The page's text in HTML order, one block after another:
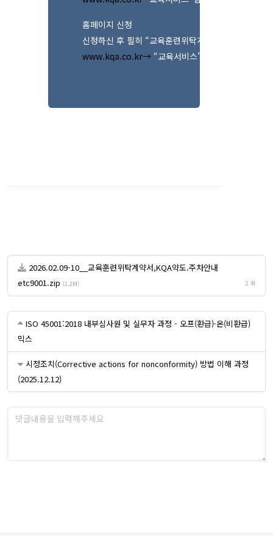
홈페이지 신청
신청하신 후 필히 “교육훈련위탁계약서”를 사업자
www.kqa.co.kr→“교육서비스”탭→ “홈페이지內
2026.02.09-10__교육훈련위탁계약서,KQA약도.주차안내
etc9001.zip (1.2M) 2 회
ISO 45001:2018 내부심사원 및 실무자 과정 - 오프(환급)·온(비환급)
믹스
시정조치(Corrective actions for nonconformity) 방법 이해 과정
(2025.12.12)